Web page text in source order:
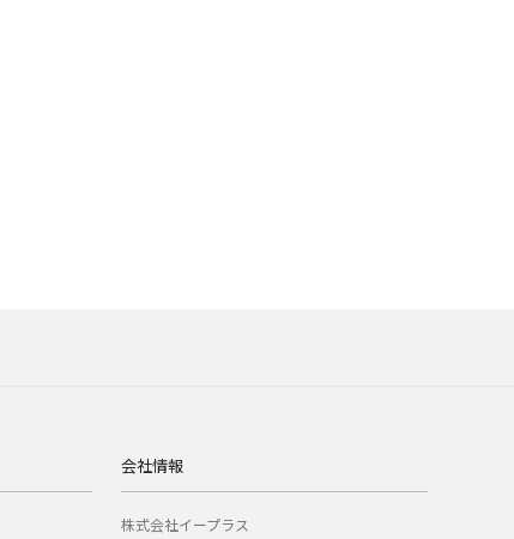
会社情報
株式会社イープラス